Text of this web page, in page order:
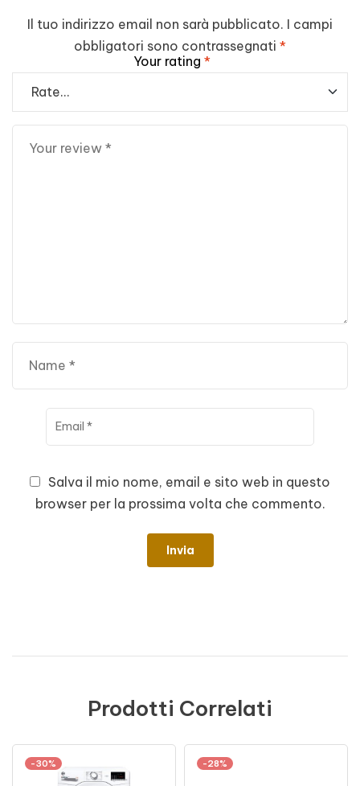
Il tuo indirizzo email non sarà pubblicato. I campi
obbligatori sono contrassegnati *
Your rating *
Salva il mio nome, email e sito web in questo
browser per la prossima volta che commento.
Prodotti Correlati
-30% -28%